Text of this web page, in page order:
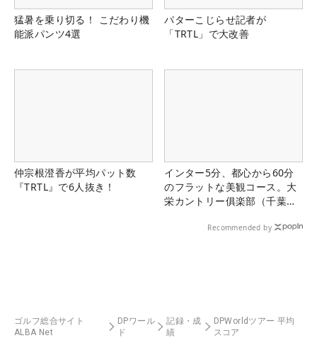
猛暑を乗り切る！ こだわり機
能派パンツ4選
パターこじらせ記者が
「TRTL」で大改善
仲宗根澄香が平均パット数
『TRTL』で6人抜き！
インター5分、都心から60分
のフラットな美観コース。大
栄カントリー俱楽部（千葉
Recommended by
ゴルフ総合サイト
ALBA Net
DPワール
ド
記録・成
績
DPWorldツアー 平均
スコア